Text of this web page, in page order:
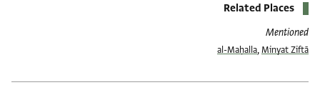
Related Places
Mentioned
al-Maḥalla,Minyat Ziftā